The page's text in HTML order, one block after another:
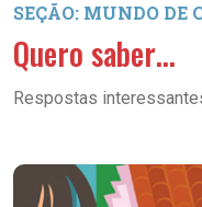
SEÇÃO: MUNDO DE
Quero saber…
Respostas